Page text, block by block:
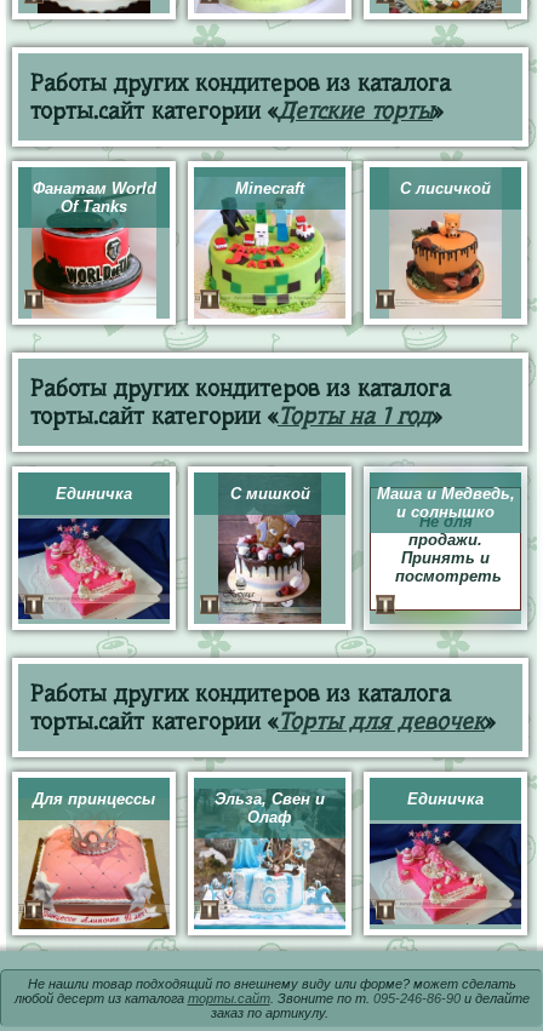
Работы других кондитеров из каталога
торты.сайт категории «Детские торты»
Фанатам World
Of Tanks
Minecraft С лисичкой
Работы других кондитеров из каталога
торты.сайт категории «Торты на 1 год»
Единичка С мишкой
Маша и Медведь,
и солнышко
Не для
продажи.
Принять и
посмотреть
Работы других кондитеров из каталога
торты.сайт категории «Торты для девочек»
Для принцессы
Эльза, Свен и
Олаф
Единичка
Не нашли товар подходящий по внешнему виду или форме? может сделать
любой десерт из каталога торты.сайт. Звоните по т. 095-246-86-90и делайте
заказ по артикулу.